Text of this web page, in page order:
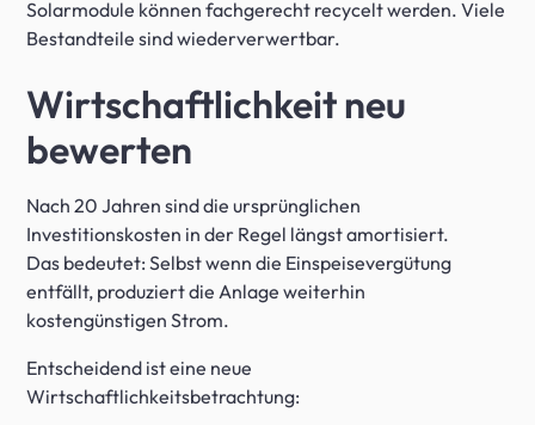
Solarmodule können fachgerecht recycelt werden. Viele
Bestandteile sind wiederverwertbar.
Wirtschaftlichkeit neu
bewerten
Nach 20 Jahren sind die ursprünglichen
Investitionskosten in der Regel längst amortisiert.
Das bedeutet: Selbst wenn die Einspeisevergütung
entfällt, produziert die Anlage weiterhin
kostengünstigen Strom.
Entscheidend ist eine neue
Wirtschaftlichkeitsbetrachtung: